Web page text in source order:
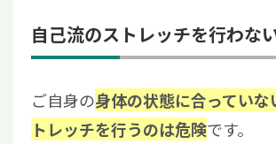
自己流のストレッチを行わな
ご自身の身体の状態に合っていな
トレッチを行うのは危険です。